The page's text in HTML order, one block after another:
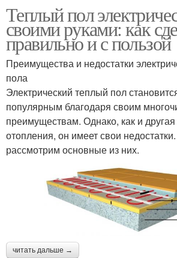
Теплый пол
своими руками: как
правильно и с пользой
Преимущества и недостатки
пола
Электрический теплый пол
популярным благодаря своим
преимуществам. Однако, как и
отопления, он имеет свои
рассмотрим основные из них.
читать дальше →